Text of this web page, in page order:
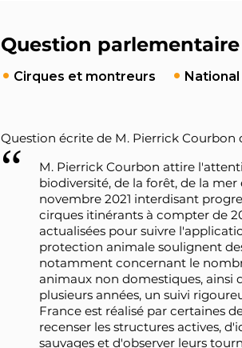
Question parlementaire
Cirques et montreurs National
Question écrite de M. Pierrick Courbon
M. Pierrick Courbon attire
biodiversité, de la forêt, de la
novembre 2021 interdisant
cirques itinérants à compter de
actualisées pour suivre
protection animale soulignent
notamment concernant le
animaux non domestiques, ainsi
plusieurs années, un suivi
France est réalisé par certaines
recenser les structures actives,
sauvages et d'observer leurs